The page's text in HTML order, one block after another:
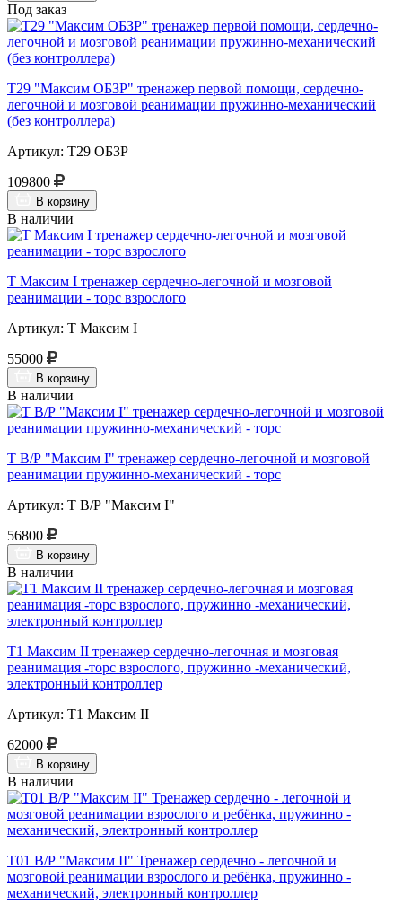
Под заказ
Т29 "Максим ОБЗР" тренажер первой помощи, сердечно-
легочной и мозговой реанимации пружинно-механический
(без контроллера)
Артикул: Т29 ОБЗР
109800
В корзину
В наличии
Т Максим I тренажер сердечно-легочной и мозговой
реанимации - торс взрослого
Артикул: Т Максим I
55000
В корзину
В наличии
Т В/Р "Максим I" тренажер сердечно-легочной и мозговой
реанимации пружинно-механический - торс
Артикул: Т В/Р "Максим I"
56800
В корзину
В наличии
Т1 Максим II тренажер сердечно-легочная и мозговая
реанимация -торс взрослого, пружинно -механический,
электронный контроллер
Артикул: Т1 Максим II
62000
В корзину
В наличии
Т01 В/Р "Максим II" Тренажер сердечно - легочной и
мозговой реанимации взрослого и ребёнка, пружинно -
механический, электронный контроллер